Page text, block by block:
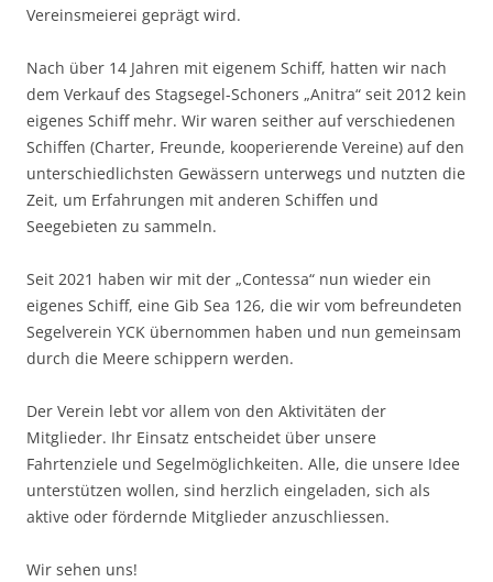
Vereinsmeierei geprägt wird.
Nach über 14 Jahren mit eigenem Schiff, hatten wir nach
dem Verkauf des Stagsegel-Schoners „Anitra“ seit 2012 kein
eigenes Schiff mehr. Wir waren seither auf verschiedenen
Schiffen (Charter, Freunde, kooperierende Vereine) auf den
unterschiedlichsten Gewässern unterwegs und nutzten die
Zeit, um Erfahrungen mit anderen Schiffen und
Seegebieten zu sammeln.
Seit 2021 haben wir mit der „Contessa“ nun wieder ein
eigenes Schiff, eine Gib Sea 126, die wir vom befreundeten
Segelverein YCK übernommen haben und nun gemeinsam
durch die Meere schippern werden.
Der Verein lebt vor allem von den Aktivitäten der
Mitglieder. Ihr Einsatz entscheidet über unsere
Fahrtenziele und Segelmöglichkeiten. Alle, die unsere Idee
unterstützen wollen, sind herzlich eingeladen, sich als
aktive oder fördernde Mitglieder anzuschliessen.
Wir sehen uns!